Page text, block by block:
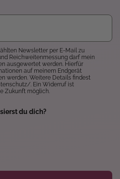
Newsletter per E-Mail zu
Reichweitenmessung darf mein
ausgewertet werden. Hierfür
auf meinem Endgerät
werden. Weitere Details findest
. Ein Widerruf ist
Zukunft möglich.
du dich?